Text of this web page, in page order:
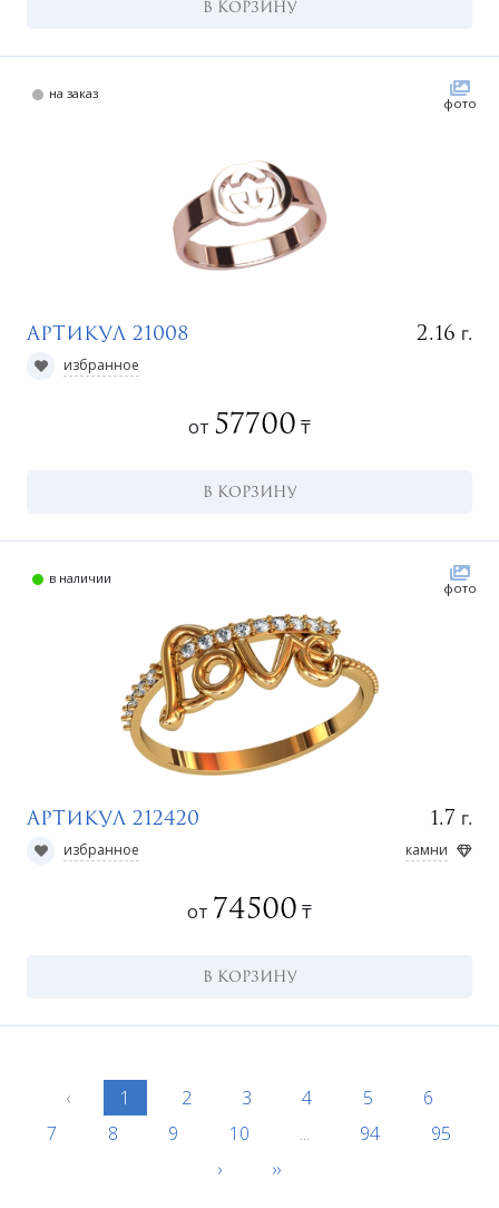
В КОРЗИНУ
на заказ
фото
Артикул 21008 2.16 г.
избранное
от 57700 ₸
В КОРЗИНУ
в наличии
фото
Артикул 212420 1.7 г.
избранное камни
от 74500 ₸
В КОРЗИНУ
‹ 1 2 3 4 5
6
7
8 9 10 ... 94
95
›
››